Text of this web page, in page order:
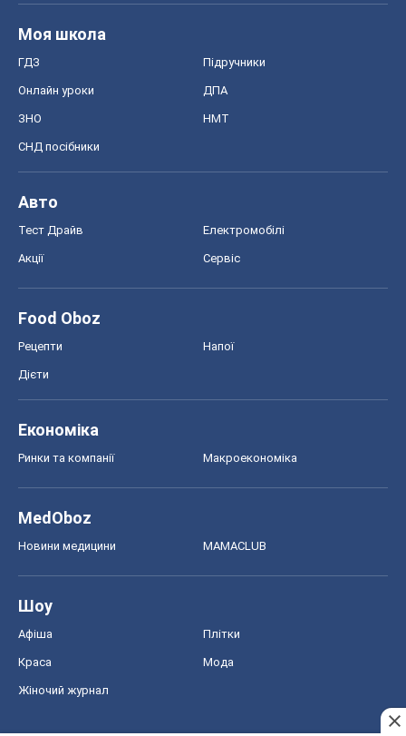
Моя школа
ГДЗ Підручники
Онлайн уроки ДПА
ЗНО НМТ
СНД посібники
Авто
Тест Драйв Електромобілі
Акції Сервіс
Food Oboz
Рецепти Напої
Дієти
Економіка
Ринки та компанії Макроекономіка
MedOboz
Новини медицини MAMACLUB
Шоу
Афіша Плітки
Краса Мода
Жіночий журнал